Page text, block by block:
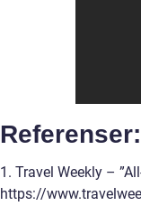
Referenser:
1. Travel Weekly –
https://